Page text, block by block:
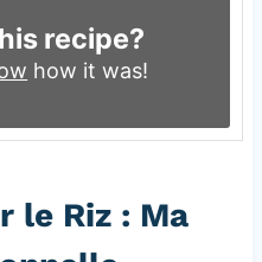
recipe?
how it was!
le Riz : Ma